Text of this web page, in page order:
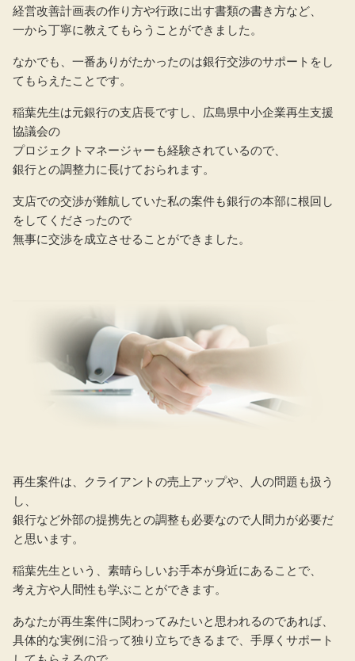
経営改善計画表の作り方や行政に出す書類の書き方など、
一から丁寧に教えてもらうことができました。
なかでも、一番ありがたかったのは銀行交渉のサポートをし
てもらえたことです。
稲葉先生は元銀行の支店長ですし、広島県中小企業再生支援
協議会の
プロジェクトマネージャーも経験されているので、
銀行との調整力に長けておられます。
支店での交渉が難航していた私の案件も銀行の本部に根回し
をしてくださったので
無事に交渉を成立させることができました。
再生案件は、クライアントの売上アップや、人の問題も扱う
し、
銀行など外部の提携先との調整も必要なので人間力が必要だ
と思います。
稲葉先生という、素晴らしいお手本が身近にあることで、
考え方や人間性も学ぶことができます。
あなたが再生案件に関わってみたいと思われるのであれば、
具体的な実例に沿って独り立ちできるまで、手厚くサポート